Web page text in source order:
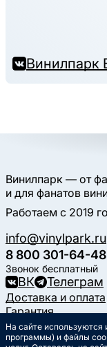
Винилпарк
Винилпарк — от
и для фанатов
Работаем с 2019
info@vinylpark.ru
8 800 301-64-48
Звонок бесплатный
ВК Телеграм
Доставка и оплата
Гарантия
Контакты
Статьи
На сайте
программы) и файлы